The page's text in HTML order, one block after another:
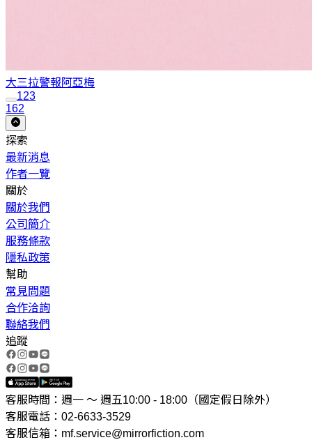
大三拉警報阿亞梅
123
162
探索
最新消息
作者一覽
關於
關於我們
公司簡介
服務條款
隱私政策
幫助
常見問題
合作洽詢
聯絡我們
追蹤
客服時間：週一 ～ 週五10:00 - 18:00（國定假日除外）
客服電話：02-6633-3529
客服信箱：mf.service@mirrorfiction.com